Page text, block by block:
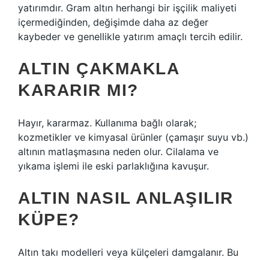
yatırımdır. Gram altın herhangi bir işçilik maliyeti
içermediğinden, değişimde daha az değer
kaybeder ve genellikle yatırım amaçlı tercih edilir.
ALTIN ÇAKMAKLA
KARARIR MI?
Hayır, kararmaz. Kullanıma bağlı olarak;
kozmetikler ve kimyasal ürünler (çamaşır suyu vb.)
altının matlaşmasına neden olur. Cilalama ve
yıkama işlemi ile eski parlaklığına kavuşur.
ALTIN NASIL ANLAŞILIR
KÜPE?
Altın takı modelleri veya külçeleri damgalanır. Bu